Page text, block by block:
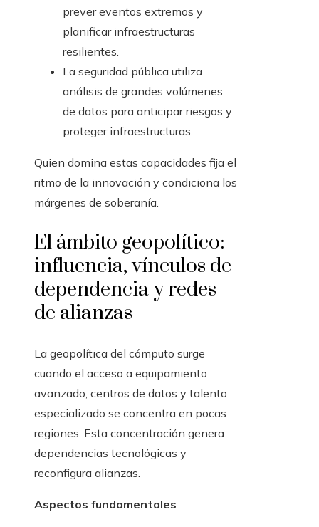
prever eventos extremos y
planificar infraestructuras
resilientes.
La seguridad pública utiliza
análisis de grandes volúmenes
de datos para anticipar riesgos y
proteger infraestructuras.
Quien domina estas capacidades fija el
ritmo de la innovación y condiciona los
márgenes de soberanía.
El ámbito geopolítico:
influencia, vínculos de
dependencia y redes
de alianzas
La geopolítica del cómputo surge
cuando el acceso a equipamiento
avanzado, centros de datos y talento
especializado se concentra en pocas
regiones. Esta concentración genera
dependencias tecnológicas y
reconfigura alianzas.
Aspectos fundamentales